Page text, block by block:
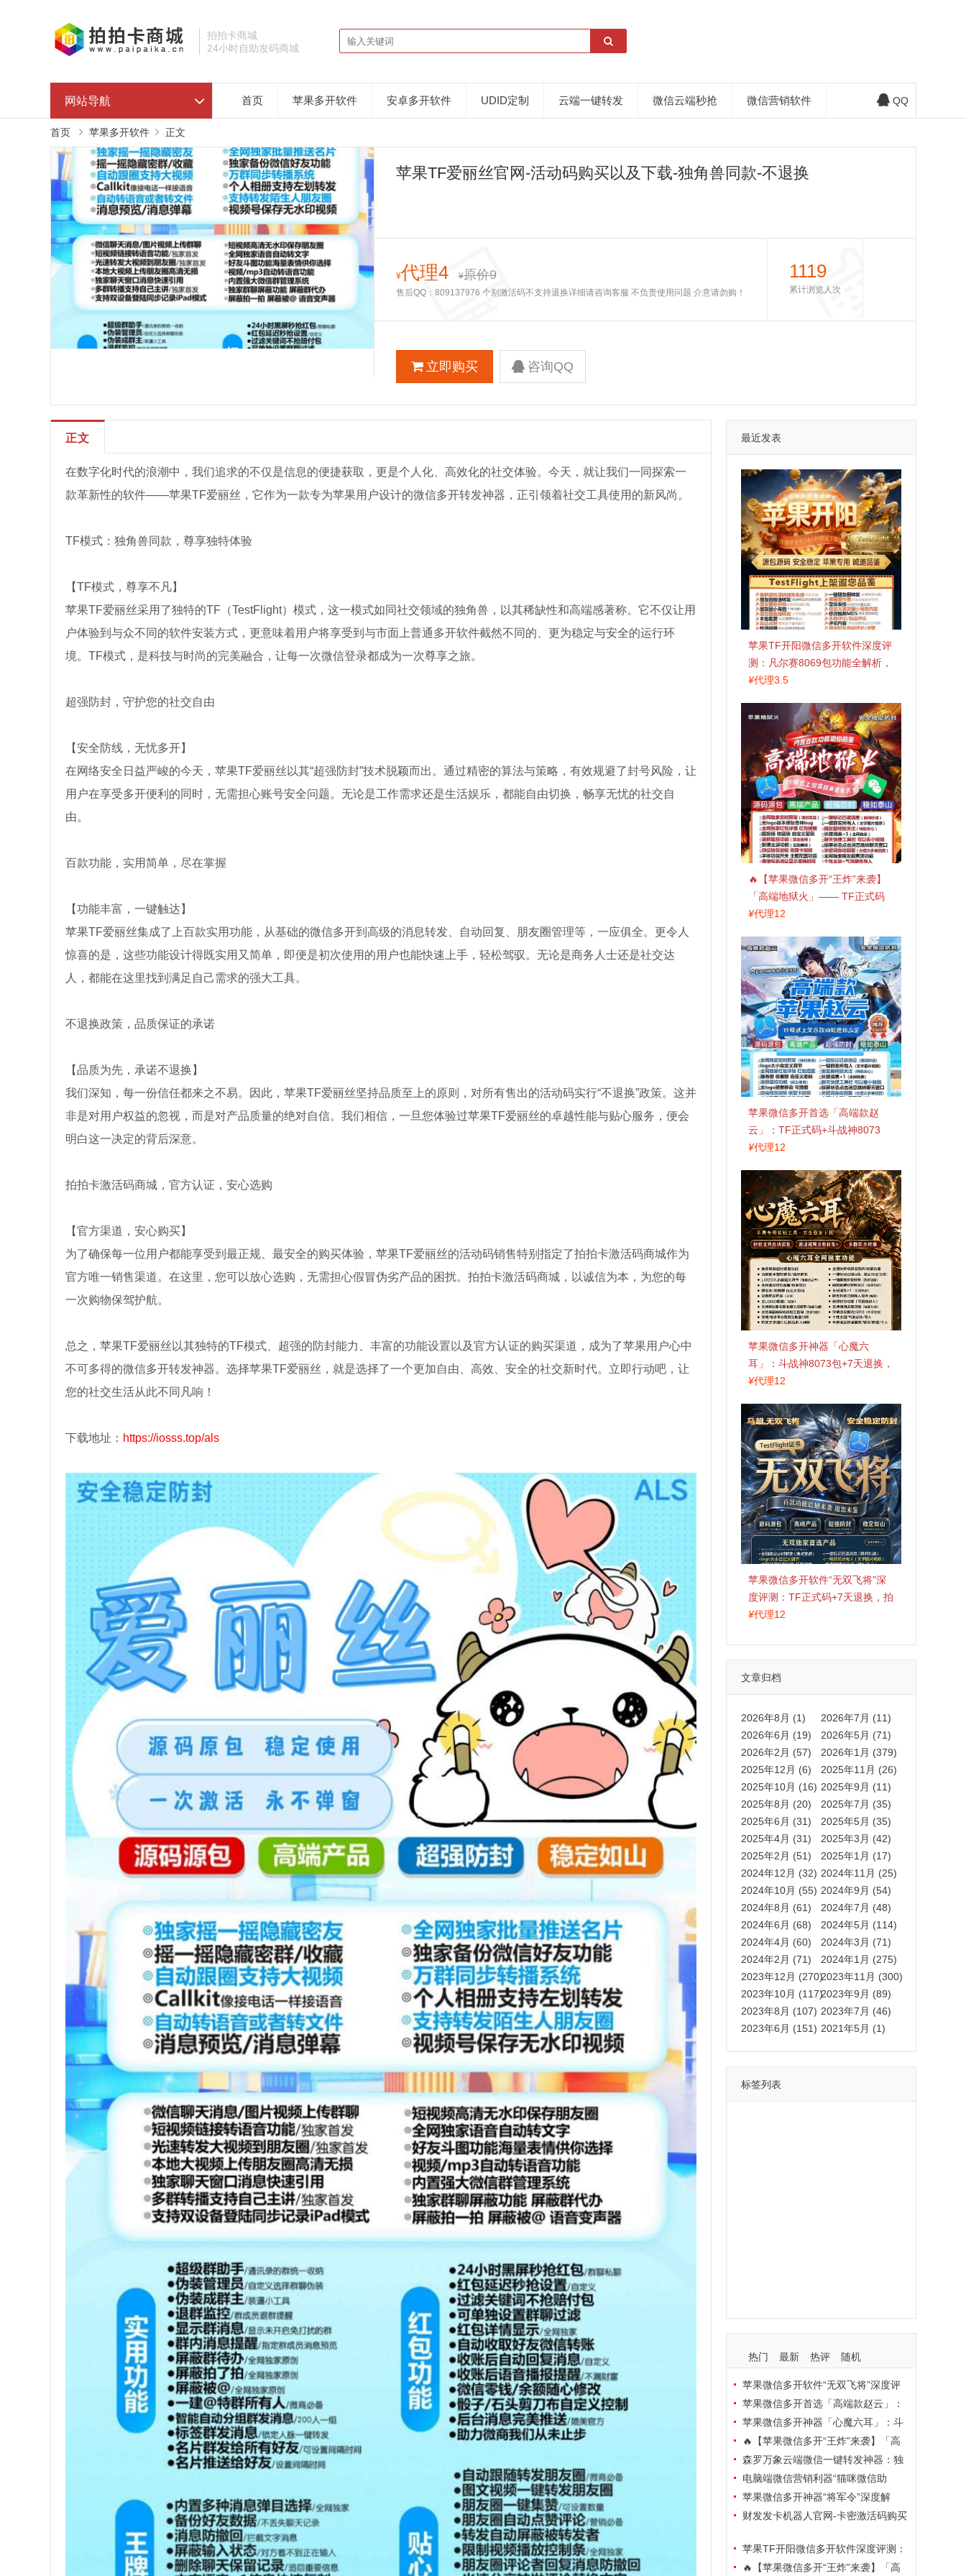
拍拍卡商城
24小时自助发码商城
网站导航 首页 苹果多开软件 安卓多开软件 UDID定制 云端一键转发 微信云端秒抢 微信营销软件 QQ
首页 苹果多开软件 正文
苹果TF爱丽丝官网-活动码购买以及下载-独角兽同款-不退换
¥代理4 ¥原价9
售后QQ：809137976 个别激活码不支持退换详细请咨询客服 不负责使用问题 介意请勿购！
1119
累计浏览人次
立即购买 咨询QQ
正文
在数字化时代的浪潮中，我们追求的不仅是信息的便捷获取，更是个人化、高效化的社交体验。今天，就让我们一同探索一
款革新性的软件——苹果TF爱丽丝，它作为一款专为苹果用户设计的微信多开转发神器，正引领着社交工具使用的新风尚。
TF模式：独角兽同款，尊享独特体验
【TF模式，尊享不凡】
苹果TF爱丽丝采用了独特的TF（TestFlight）模式，这一模式如同社交领域的独角兽，以其稀缺性和高端感著称。它不仅让用
户体验到与众不同的软件安装方式，更意味着用户将享受到与市面上普通多开软件截然不同的、更为稳定与安全的运行环
境。TF模式，是科技与时尚的完美融合，让每一次微信登录都成为一次尊享之旅。
超强防封，守护您的社交自由
【安全防线，无忧多开】
在网络安全日益严峻的今天，苹果TF爱丽丝以其“超强防封”技术脱颖而出。通过精密的算法与策略，有效规避了封号风险，让
用户在享受多开便利的同时，无需担心账号安全问题。无论是工作需求还是生活娱乐，都能自由切换，畅享无忧的社交自
由。
百款功能，实用简单，尽在掌握
【功能丰富，一键触达】
苹果TF爱丽丝集成了上百款实用功能，从基础的微信多开到高级的消息转发、自动回复、朋友圈管理等，一应俱全。更令人
惊喜的是，这些功能设计得既实用又简单，即便是初次使用的用户也能快速上手，轻松驾驭。无论是商务人士还是社交达
人，都能在这里找到满足自己需求的强大工具。
不退换政策，品质保证的承诺
【品质为先，承诺不退换】
我们深知，每一份信任都来之不易。因此，苹果TF爱丽丝坚持品质至上的原则，对所有售出的活动码实行“不退换”政策。这并
非是对用户权益的忽视，而是对产品质量的绝对自信。我们相信，一旦您体验过苹果TF爱丽丝的卓越性能与贴心服务，便会
明白这一决定的背后深意。
拍拍卡激活码商城，官方认证，安心选购
【官方渠道，安心购买】
为了确保每一位用户都能享受到最正规、最安全的购买体验，苹果TF爱丽丝的活动码销售特别指定了拍拍卡激活码商城作为
官方唯一销售渠道。在这里，您可以放心选购，无需担心假冒伪劣产品的困扰。拍拍卡激活码商城，以诚信为本，为您的每
一次购物保驾护航。
总之，苹果TF爱丽丝以其独特的TF模式、超强的防封能力、丰富的功能设置以及官方认证的购买渠道，成为了苹果用户心中
不可多得的微信多开转发神器。选择苹果TF爱丽丝，就是选择了一个更加自由、高效、安全的社交新时代。立即行动吧，让
您的社交生活从此不同凡响！
下载地址： https://iosss.top/als
最近发表
苹果TF开阳微信多开软件深度评
测：凡尔赛8069包功能全解析，
TestFlight稳定版上架，激活认准
¥代理3.5
🔥【苹果微信多开“王炸”来袭】
「高端地狱火」—— TF正式码
+斗战神8073包，7天退换，安全
¥代理12
苹果微信多开首选「高端款赵
云」：TF正式码+斗战神8073
包，7天退换认准拍拍卡激活码
¥代理12
苹果微信多开神器「心魔六
耳」：斗战神8073包+7天退换，
认准拍拍卡激活码商城
¥代理12
苹果微信多开软件“无双飞将”深
度评测：TF正式码+7天退换，拍
拍卡激活码商城正品保障
¥代理12
文章归档
2026年8月 (1)
2026年7月 (11)
2026年6月 (19)
2026年5月 (71)
2026年2月 (57)
2026年1月 (379)
2025年12月 (6)
2025年11月 (26)
2025年10月 (16) 2025年9月 (11)
2025年8月 (20)
2025年7月 (35)
2025年6月 (31)
2025年5月 (35)
2025年4月 (31)
2025年3月 (42)
2025年2月 (51)
2025年1月 (17)
2024年12月 (32) 2024年11月 (25)
2024年10月 (55) 2024年9月 (54)
2024年8月 (61)
2024年7月 (48)
2024年6月 (68)
2024年5月 (114)
2024年4月 (60)
2024年3月 (71)
2024年2月 (71)
2024年1月 (275)
2023年12月 (270)2023年11月 (300)
2023年10月 (117)2023年9月 (89)
2023年8月 (107) 2023年7月 (46)
2023年6月 (151) 2021年5月 (1)
标签列表
热门 最新 热评 随机
苹果微信多开软件“无双飞将”深度评
测：TF正式码+7天退换，拍拍卡激活
码商城正品保障
苹果微信多开首选「高端款赵云」：
TF正式码+斗战神8073包，7天退换认
准拍拍卡激活码商城
苹果微信多开神器「心魔六耳」：斗
战神8073包+7天退换，认准拍拍卡激
活码商城
🔥【苹果微信多开“王炸”来袭】「高
端地狱火」—— TF正式码+斗战神807
3包，7天退换，安全防封，多开自由触
手可及！
森罗万象云端微信一键转发神器：独
家源码·安全防封·月卡季卡半年卡年卡
授权，7天无理由退换！
电脑端微信营销利器“猫咪微信助
手”深度评测：7大模块功能全解析，多
卡种授权灵活选
苹果微信多开神器“将军令”深度解
析：8073版本包+TF外侧码，微商营销
财发发卡机器人官网-卡密激活码购买
换苹果TF开阳微信多开软件深度评测：
凡尔赛8069包功能全解析，TestFlight
🔥【苹果微信多开“王炸”来袭】「高